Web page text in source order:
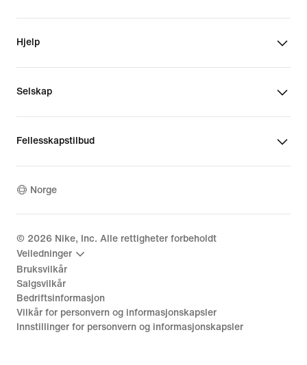
Hjelp
Selskap
Fellesskapstilbud
Norge
© 2026 Nike, Inc. Alle rettigheter forbeholdt
Veiledninger
Bruksvilkår
Salgsvilkår
Bedriftsinformasjon
Vilkår for personvern og informasjonskapsler
Innstillinger for personvern og informasjonskapsler